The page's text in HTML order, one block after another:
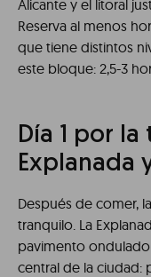
Alicante y el litoral
Reserva al menos
que tiene distintos
este bloque: 2,5-3
Día 1 por
Explanada
Después de comer,
tranquilo. La
pavimento
central de la ciudad: